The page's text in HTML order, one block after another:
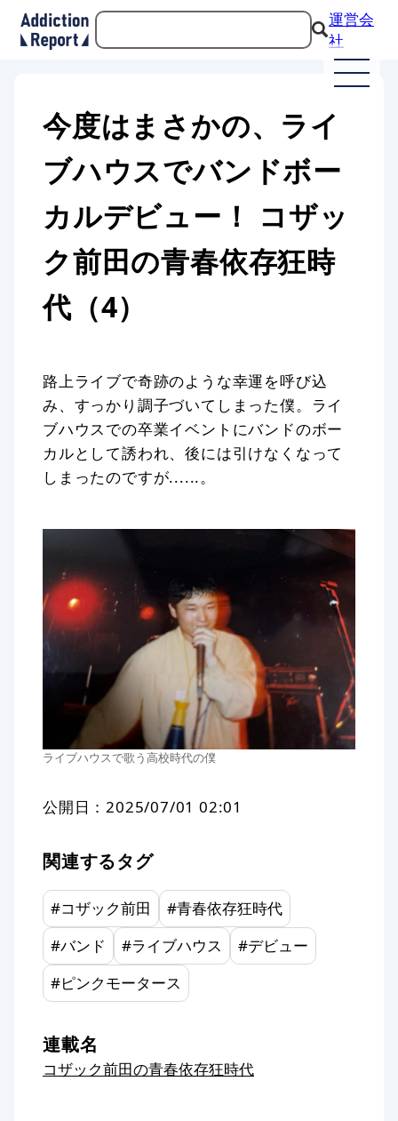
運営会
社
今度はまさかの、ライ
ブハウスでバンドボー
カルデビュー！ コザッ
ク前田の青春依存狂時
代（4）
路上ライブで奇跡のような幸運を呼び込
み、すっかり調子づいてしまった僕。ライ
ブハウスでの卒業イベントにバンドのボー
カルとして誘われ、後には引けなくなって
しまったのですが......。
ライブハウスで歌う高校時代の僕
公開日：2025/07/01 02:01
関連するタグ
#コザック前田 #青春依存狂時代
#バンド #ライブハウス #デビュー
#ピンクモータース
連載名
コザック前田の青春依存狂時代